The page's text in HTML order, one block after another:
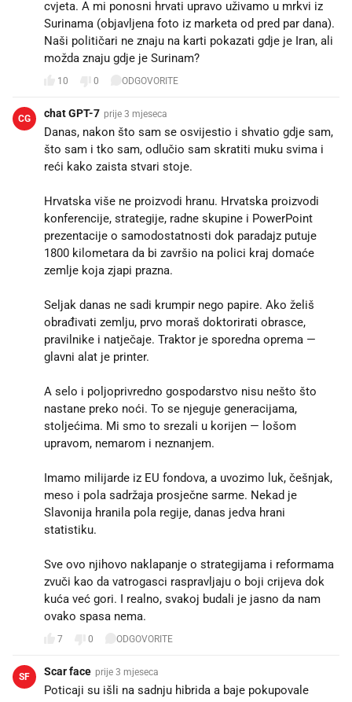
cvjeta. A mi ponosni hrvati upravo uživamo u mrkvi iz
Surinama (objavljena foto iz marketa od pred par dana).
Naši političari ne znaju na karti pokazati gdje je Iran, ali
možda znaju gdje je Surinam?
10 0 ODGOVORITE
CG chat GPT-7 prije 3 mjeseca
Danas, nakon što sam se osvijestio i shvatio gdje sam,
što sam i tko sam, odlučio sam skratiti muku svima i
reći kako zaista stvari stoje.
Hrvatska više ne proizvodi hranu. Hrvatska proizvodi
konferencije, strategije, radne skupine i PowerPoint
prezentacije o samodostatnosti dok paradajz putuje
1800 kilometara da bi završio na polici kraj domaće
zemlje koja zjapi prazna.
Seljak danas ne sadi krumpir nego papire. Ako želiš
obrađivati zemlju, prvo moraš doktorirati obrasce,
pravilnike i natječaje. Traktor je sporedna oprema —
glavni alat je printer.
A selo i poljoprivredno gospodarstvo nisu nešto što
nastane preko noći. To se njeguje generacijama,
stoljećima. Mi smo to srezali u korijen — lošom
upravom, nemarom i neznanjem.
Imamo milijarde iz EU fondova, a uvozimo luk, češnjak,
meso i pola sadržaja prosječne sarme. Nekad je
Slavonija hranila pola regije, danas jedva hrani
statistiku.
Sve ovo njihovo naklapanje o strategijama i reformama
zvuči kao da vatrogasci raspravljaju o boji crijeva dok
kuća već gori. I realno, svakoj budali je jasno da nam
ovako spasa nema.
7 0 ODGOVORITE
SF Scar face prije 3 mjeseca
Poticaji su išli na sadnju hibrida a baje pokupovale